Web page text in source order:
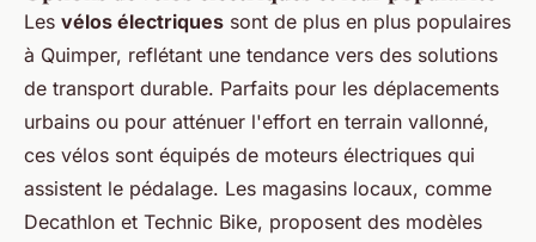
Les vélos électriques sont de plus en plus populaires
à Quimper, reflétant une tendance vers des solutions
de transport durable. Parfaits pour les déplacements
urbains ou pour atténuer l'effort en terrain vallonné,
ces vélos sont équipés de moteurs électriques qui
assistent le pédalage. Les magasins locaux, comme
Decathlon et Technic Bike, proposent des modèles